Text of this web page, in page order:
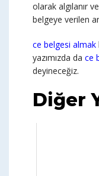
olarak algılanır ve
belgeye verilen
ce belgesi almak
yazımızda da ce
deyineceğiz.
Diğer